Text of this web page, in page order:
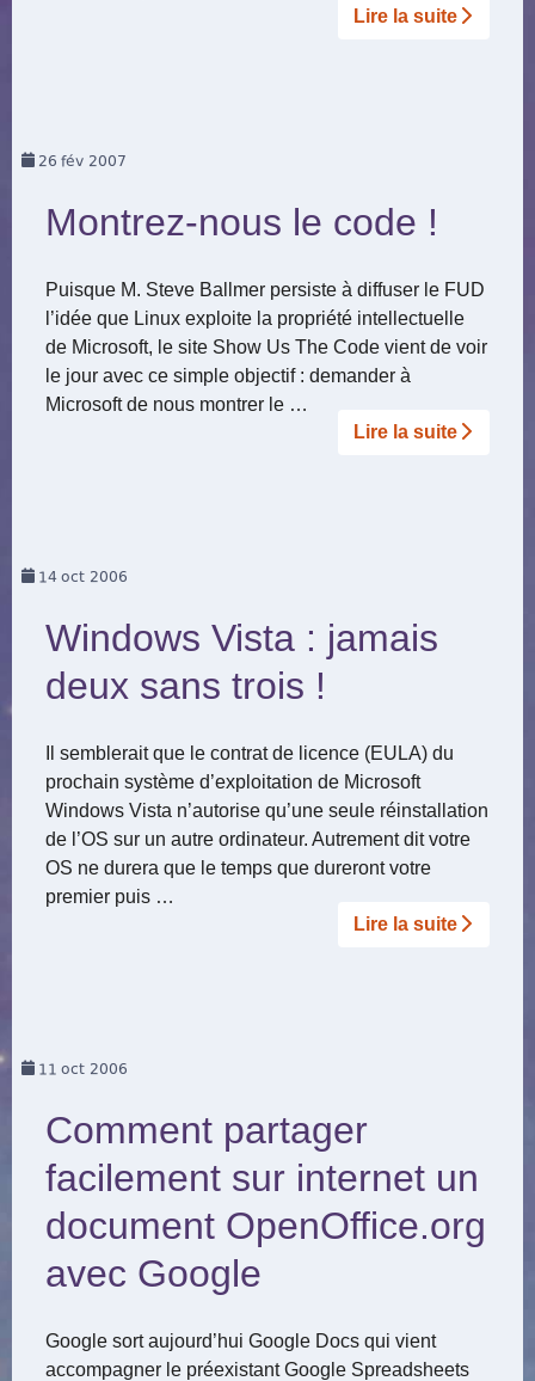
Lire la suite­­
26 fév 2007
Montrez-nous le code !
Puisque M. Steve Ballmer persiste à diffuser le FUD
l’idée que Linux exploite la propriété intellectuelle
de Microsoft, le site Show Us The Code vient de voir
le jour avec ce simple objectif : demander à
Microsoft de nous montrer le …
Lire la suite­­
14oct 2006
Windows Vista : jamais
deux sans trois !
Il semblerait que le contrat de licence (EULA) du
prochain système d’exploitation de Microsoft
Windows Vista n’autorise qu’une seule réinstallation
de l’OS sur un autre ordinateur. Autrement dit votre
OS ne durera que le temps que dureront votre
premier puis …
Lire la suite­­
11 oct 2006
Comment partager
facilement sur internet un
document OpenOffice.org
avec Google
Google sort aujourd’hui Google Docs qui vient
accompagner le préexistant Google Spreadsheets